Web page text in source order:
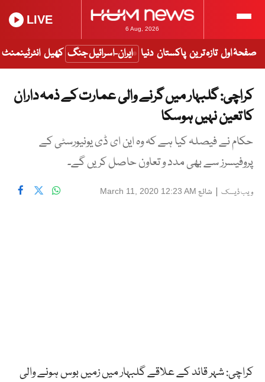
6 Aug, 2026
LIVE
صفحۂ اول تازہ ترین پاکستان دنیا ایران-اسرائیل جنگ کھیل انٹرٹینمنٹ
کراچی: گلبہار میں گرنے والی عمارت کے ذمہ داران
کا تعین نہیں ہوسکا
حکام نے فیصلہ کیا ہے کہ وہ این ای ڈی یونیورسٹی کے
پروفیسرز سے بھی مدد و تعاون حاصل کریں گے۔
ویب ڈیسک | شائع March 11, 2020 12:23 AM
کراچی: شہر قائد کے علاقے گلبہار میں زمیں بوس ہونے والی